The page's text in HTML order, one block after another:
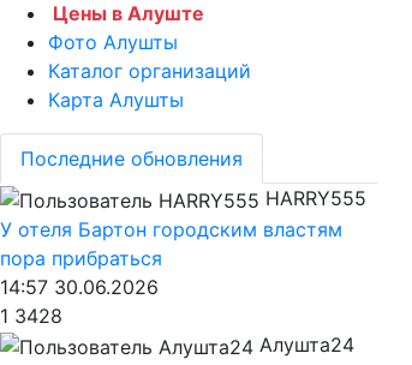
Цены в Алуште
Фото Алушты
Каталог организаций
Карта Алушты
Последние обновления
HARRY555
У отеля Бартон городским властям
пора прибраться
14:57 30.06.2026
1 3428
Алушта24